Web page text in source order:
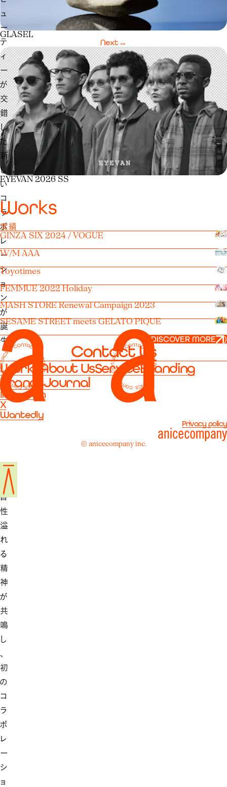
ュ
ー
テ
ィ
ー
が
交
錯
し
た
新
し
い
コ
ラ
ボ
レ
ー
シ
ョ
ン
が
誕
生
。
2
つ
の
ブ
の
独
自
性
溢
れ
る
精
神
が
共
鳴
し
、
初
の
コ
ラ
ボ
レ
ー
シ
ョ
GLASEL
Next →
EYEVAN 2026 SS
Works
実績
GINZA SIX 2024 / VOGUE
W/M AAA
Toyotimes
FEMMUE 2022 Holiday
MASH STORE Renewal Campaign 2023
SESAME STREET meets GELATO PIQUE
(DISCOVER MORE )
Contact Us
Works About UsServiceBranding
BrandsJournal
Instagram
X
Wantedly
Privacy policy
© anicecompany inc.